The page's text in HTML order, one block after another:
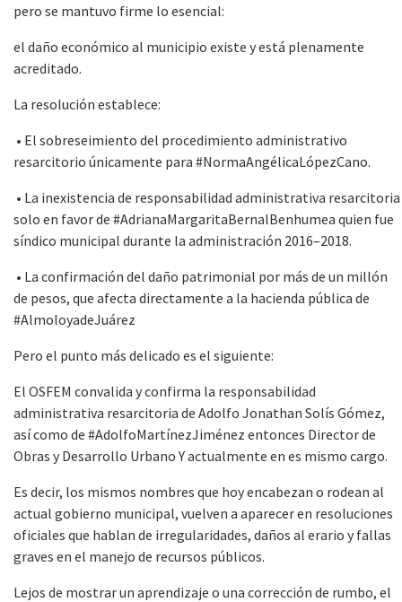
pero se mantuvo firme lo esencial:
el daño económico al municipio existe y está plenamente
acreditado.
La resolución establece:
• El sobreseimiento del procedimiento administrativo
resarcitorio únicamente para #NormaAngélicaLópezCano.
• La inexistencia de responsabilidad administrativa resarcitoria
solo en favor de #AdrianaMargaritaBernalBenhumea quien fue
síndico municipal durante la administración 2016–2018.
• La confirmación del daño patrimonial por más de un millón
de pesos, que afecta directamente a la hacienda pública de
#AlmoloyadeJuárez
Pero el punto más delicado es el siguiente:
El OSFEM convalida y confirma la responsabilidad
administrativa resarcitoria de Adolfo Jonathan Solís Gómez,
así como de #AdolfoMartínezJiménez entonces Director de
Obras y Desarrollo Urbano Y actualmente en es mismo cargo.
Es decir, los mismos nombres que hoy encabezan o rodean al
actual gobierno municipal, vuelven a aparecer en resoluciones
oficiales que hablan de irregularidades, daños al erario y fallas
graves en el manejo de recursos públicos.
Lejos de mostrar un aprendizaje o una corrección de rumbo, el